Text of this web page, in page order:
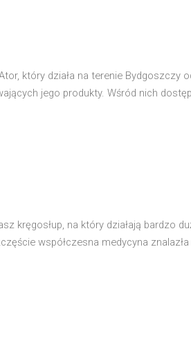
który działa na terenie Bydgoszczy
jego produkty. Wśród nich
kręgosłup, na który działają bardzo
współczesna medycyna